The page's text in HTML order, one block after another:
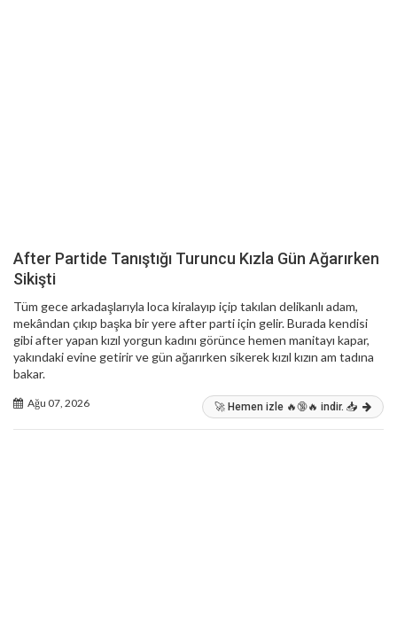
After Partide Tanıştığı Turuncu Kızla Gün Ağarırken
Sikişti
Tüm gece arkadaşlarıyla loca kiralayıp içip takılan delikanlı adam,
mekândan çıkıp başka bir yere after parti için gelir. Burada kendisi
gibi after yapan kızıl yorgun kadını görünce hemen manitayı kapar,
yakındaki evine getirir ve gün ağarırken sikerek kızıl kızın am tadına
bakar.
Ağu 07, 2026 🚀 Hemen izle 🔥🔞🔥 indir. 📥